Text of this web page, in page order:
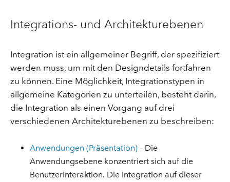
Integrations- und Architekturebenen
Integration ist ein allgemeiner Begriff, der spezifiziert
werden muss, um mit den Designdetails fortfahren
zu können. Eine Möglichkeit, Integrationstypen in
allgemeine Kategorien zu unterteilen, besteht darin,
die Integration als einen Vorgang auf drei
verschiedenen Architekturebenen zu beschreiben:
Anwendungen (Präsentation) – Die
Anwendungsebene konzentriert sich auf die
Benutzerinteraktion. Die Integration auf dieser